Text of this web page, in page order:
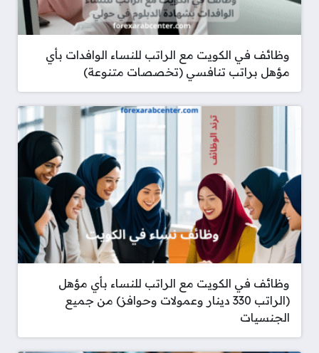
وظائف في الكويت مع الراتب للنساء الوافدات بأي
مؤهل براتب تنافسي (تخصصات متنوعة)
وظائف في الكويت مع الراتب للنساء بأي مؤهل
(الراتب 330 دينار وعمولات وحوافز) من جميع
الجنسيات